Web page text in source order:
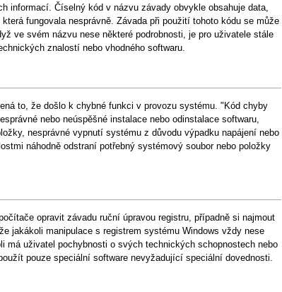
informací. Číselný kód v názvu závady obvykle obsahuje data,
fungovala nesprávně. Závada při použití tohoto kódu se může
ve svém názvu nese některé podrobnosti, je pro uživatele stále
znalostí nebo vhodného softwaru.
to, že došlo k chybné funkci v provozu systému. "Kód chyby
nebo neúspěšné instalace nebo odinstalace softwaru,
nesprávné vypnutí systému z důvodu výpadku napájení nebo
náhodně odstraní potřebný systémový soubor nebo položky
opravit závadu ruční úpravou registru, případně si najmout
jakákoli manipulace s registrem systému Windows vždy nese
uživatel pochybnosti o svých technických schopnostech nebo
pouze speciální software nevyžadující speciální dovednosti.